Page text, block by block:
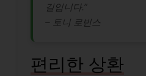
길입니다.”
– 토니 로빈스
편리한 상환